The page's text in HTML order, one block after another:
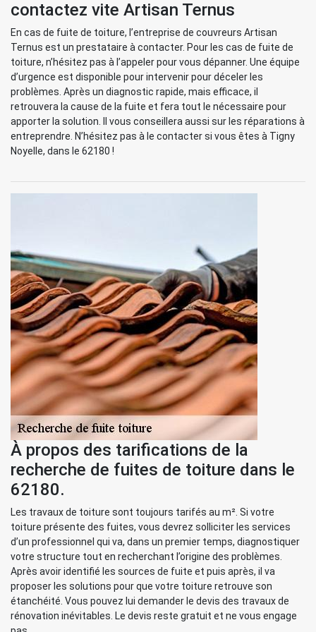
contactez vite Artisan Ternus
En cas de fuite de toiture, l’entreprise de couvreurs Artisan
Ternus est un prestataire à contacter. Pour les cas de fuite de
toiture, n’hésitez pas à l’appeler pour vous dépanner. Une équipe
d’urgence est disponible pour intervenir pour déceler les
problèmes. Après un diagnostic rapide, mais efficace, il
retrouvera la cause de la fuite et fera tout le nécessaire pour
apporter la solution. Il vous conseillera aussi sur les réparations à
entreprendre. N’hésitez pas à le contacter si vous êtes à Tigny
Noyelle, dans le 62180 !
À propos des tarifications de la
recherche de fuites de toiture dans le
62180.
Les travaux de toiture sont toujours tarifés au m². Si votre
toiture présente des fuites, vous devrez solliciter les services
d’un professionnel qui va, dans un premier temps, diagnostiquer
votre structure tout en recherchant l’origine des problèmes.
Après avoir identifié les sources de fuite et puis après, il va
proposer les solutions pour que votre toiture retrouve son
étanchéité. Vous pouvez lui demander le devis des travaux de
rénovation inévitables. Le devis reste gratuit et ne vous engage